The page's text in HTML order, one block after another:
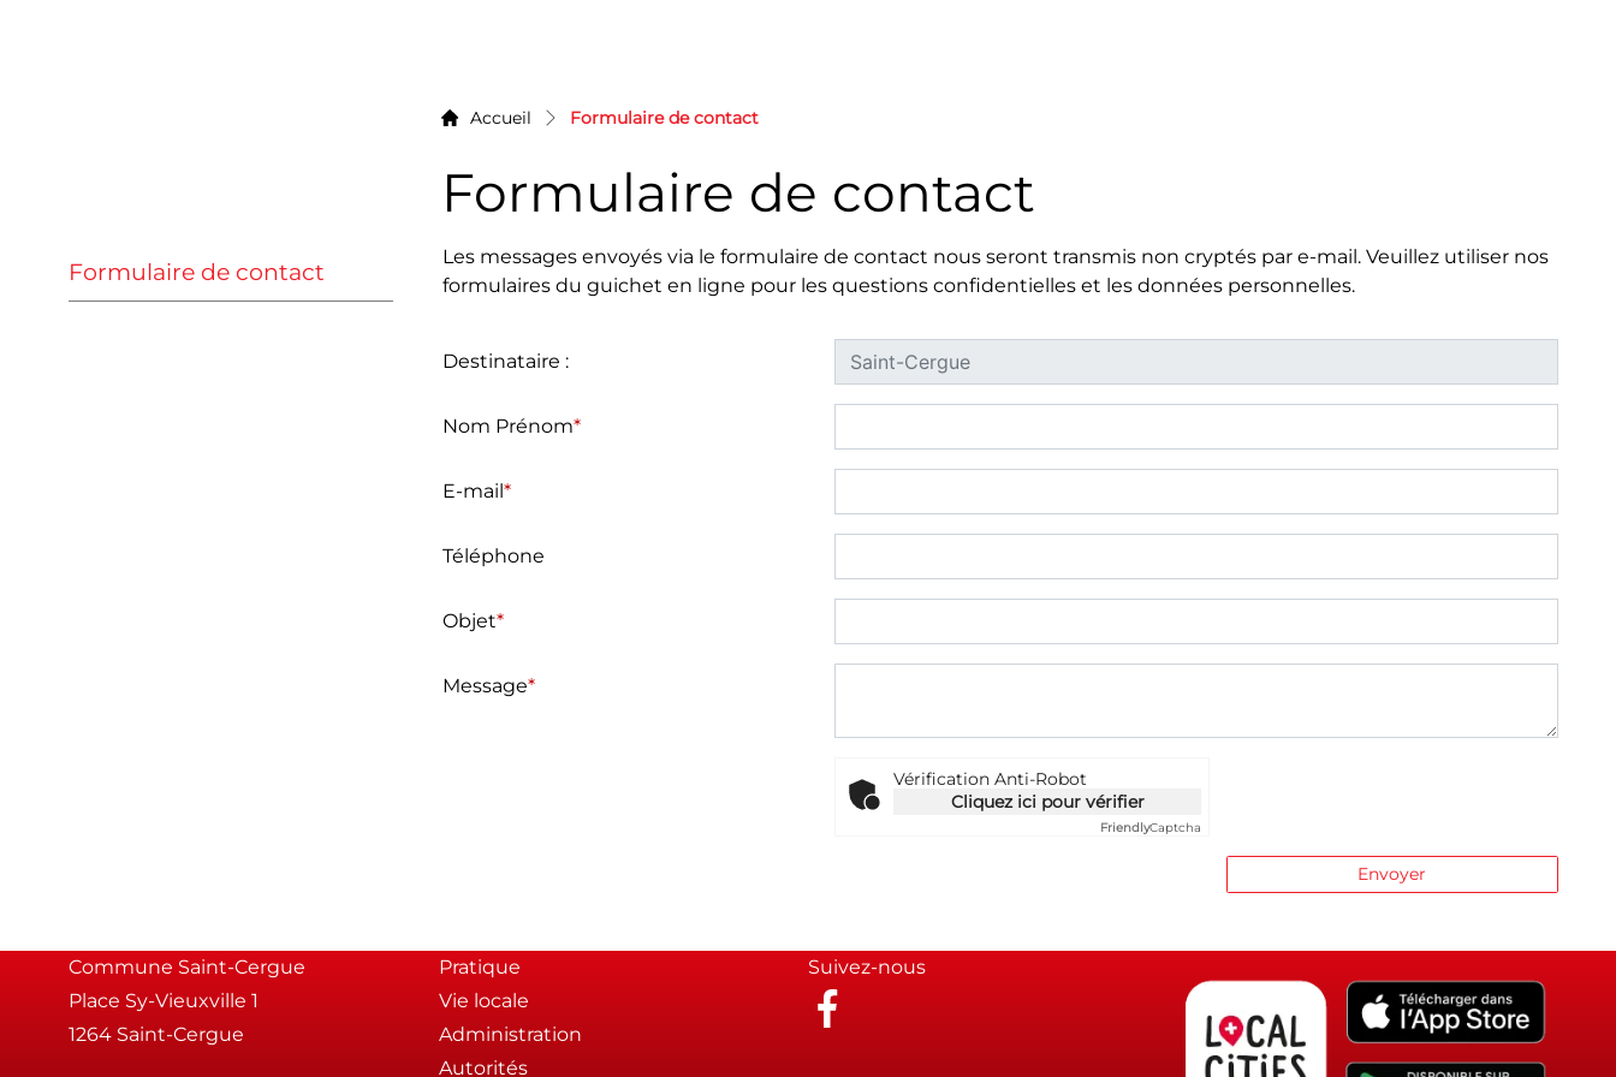
Accueil Formulaire de contact(sélectionné)
Formulaire de contact
Sous-navigation
Formulaire de contact (sélectionné)
Les messages envoyés via le formulaire de contact nous seront transmis non cryptés par e-mail. Veuillez utiliser nos
formulaires du guichet en ligne pour les questions confidentielles et les données personnelles.
Destinataire :
Nom Prénom*
E-mail*
Téléphone
Objet*
Message*
Vérification Anti-Robot
Cliquez ici pour vérifier
FriendlyCaptcha
Envoyer
Commune Saint-Cergue
Place Sy-Vieuxville 1
1264 Saint-Cergue
Pratique
Vie locale
Administration
Autorités
Suivez-nous